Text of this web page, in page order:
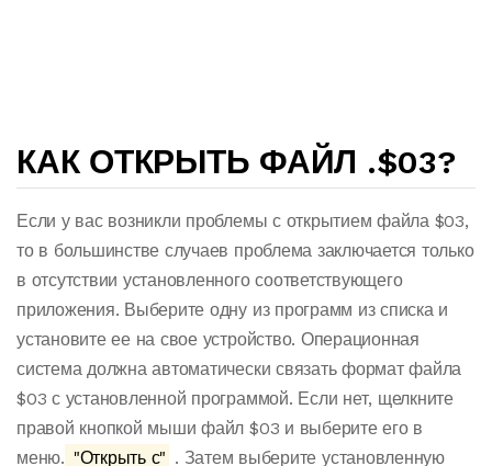
КАК ОТКРЫТЬ ФАЙЛ .$03?
Если у вас возникли проблемы с открытием файла $03,
то в большинстве случаев проблема заключается только
в отсутствии установленного соответствующего
приложения. Выберите одну из программ из списка и
установите ее на свое устройство. Операционная
система должна автоматически связать формат файла
$03 с установленной программой. Если нет, щелкните
правой кнопкой мыши файл $03 и выберите его в
меню. "Открыть с" . Затем выберите установленную